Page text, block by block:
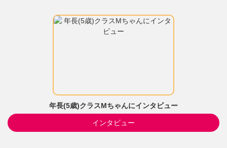
年長(5歳)クラスMちゃんにインタビュー
インタビュー